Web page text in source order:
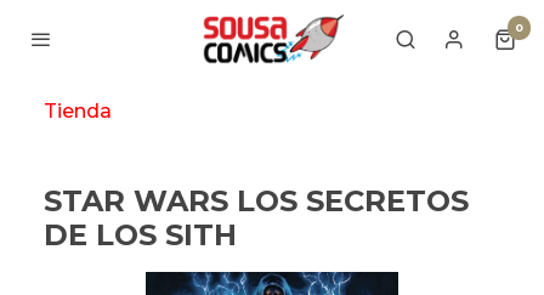
0
Tienda
STAR WARS LOS SECRETOS
DE LOS SITH